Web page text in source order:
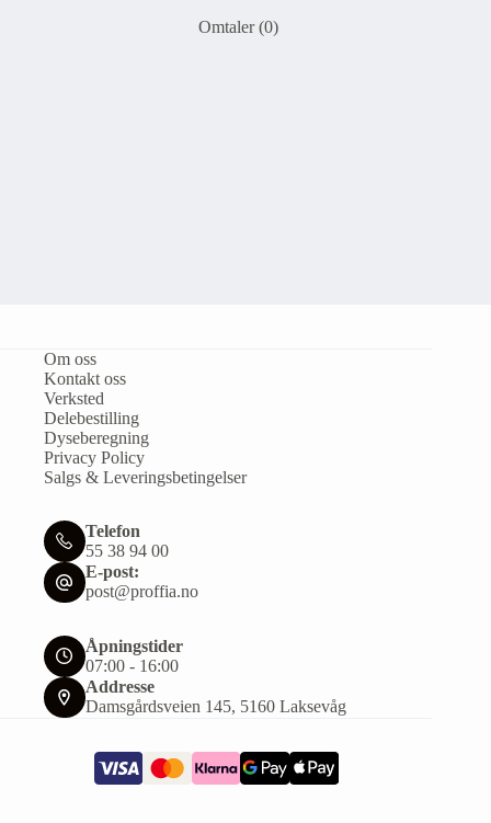
Omtaler (0)
Om oss
Kontakt oss
Verksted
Delebestilling
Dyseberegning
Privacy Policy
Salgs & Leveringsbetingelser
Telefon
55 38 94 00
E-post:
post@proffia.no
Åpningstider
07:00 - 16:00
Addresse
Damsgårdsveien 145, 5160 Laksevåg